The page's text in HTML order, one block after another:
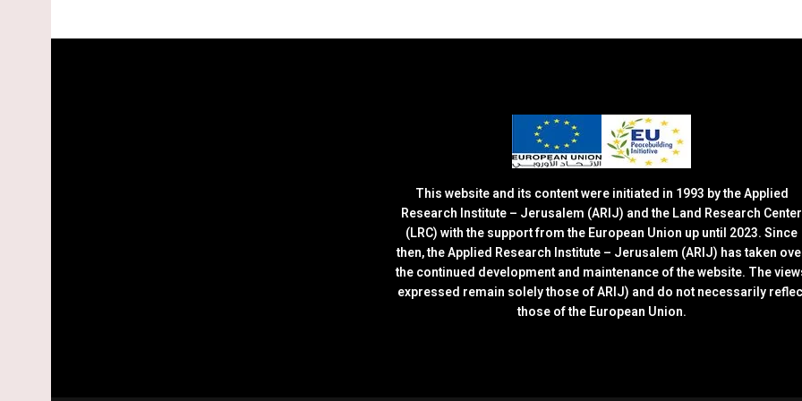
This website and its content were initiated in 1993 by the Applied
Research Institute – Jerusalem (ARIJ) and the Land Research Center
(LRC) with the support from the European Union up until 2023. Since
then, the Applied Research Institute – Jerusalem (ARIJ) has taken
the continued development and maintenance of the website. The
expressed remain solely those of ARIJ) and do not necessarily
those of the European Union.